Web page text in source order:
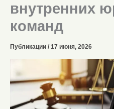
внутренних
команд
Публикации / 17 июня, 2026